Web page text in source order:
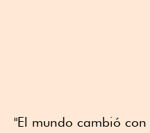
"El mundo cambió